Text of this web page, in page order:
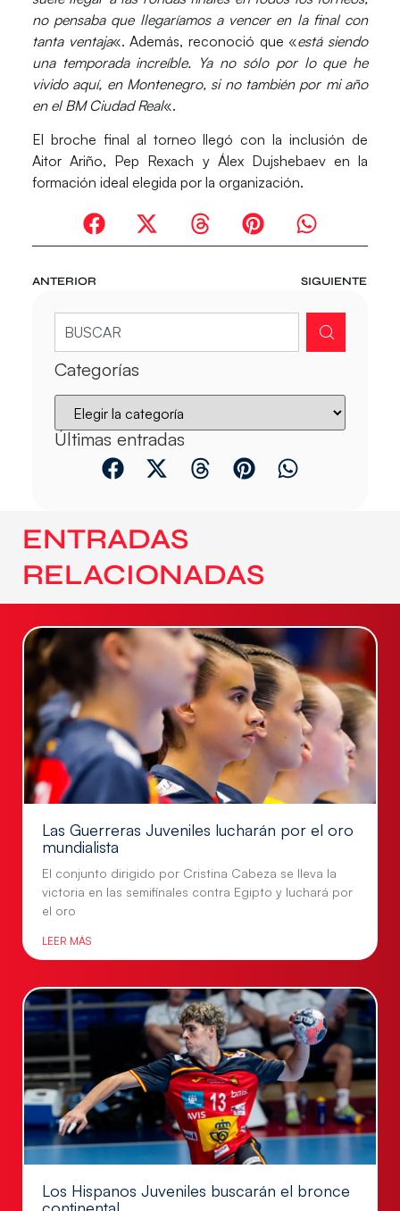
no pensaba que llegaríamos a vencer en la final con
tanta ventaja«. Además, reconoció que «está siendo
una temporada increíble. Ya no sólo por lo que he
vivido aquí, en Montenegro, si no también por mi año
en el BM Ciudad Real«.
El broche final al torneo llegó con la inclusión de
Aitor Ariño, Pep Rexach y Álex Dujshebaev en la
formación ideal elegida por la organización.
ANTERIOR SIGUIENTE
Categorías
Últimas entradas
ENTRADAS
RELACIONADAS
Las Guerreras Juveniles lucharán por el oro
mundialista
El conjunto dirigido por Cristina Cabeza se lleva la
victoria en las semifinales contra Egipto y luchará por
el oro
LEER MÁS
Los Hispanos Juveniles buscarán el bronce